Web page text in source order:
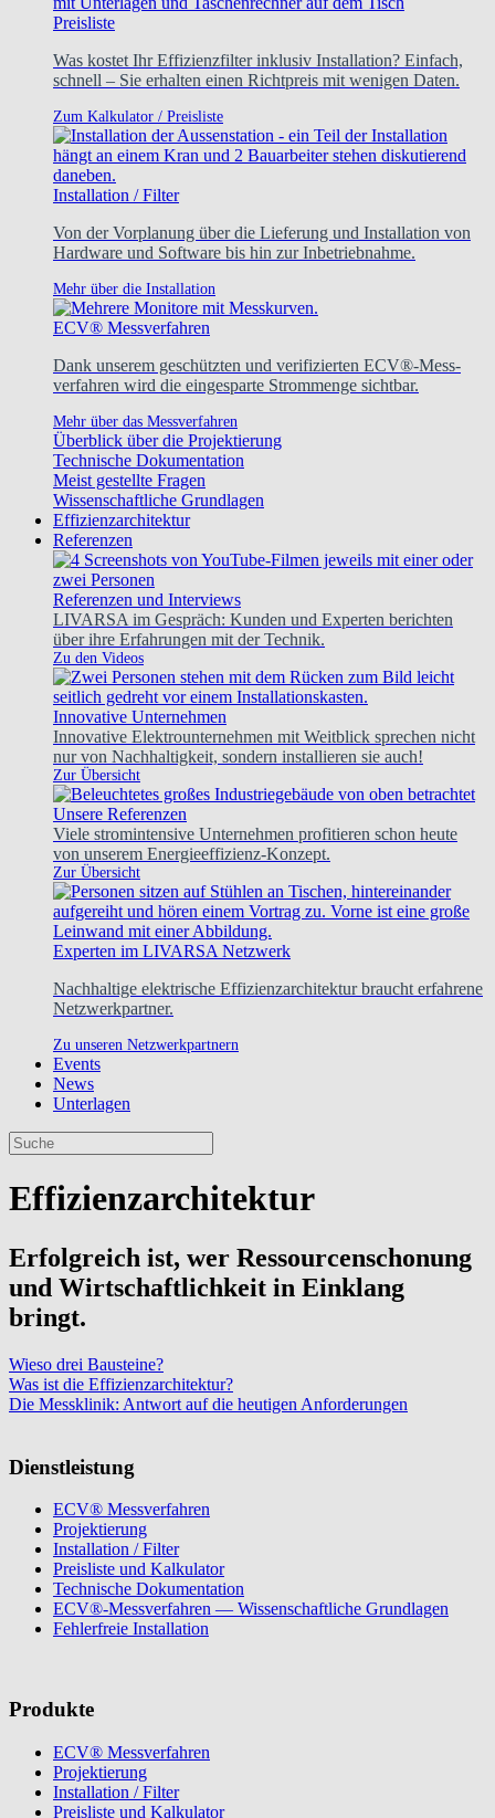
Preisliste
Was kostet Ihr Effizienzfilter inklusiv Installation? Einfach,
schnell – Sie erhalten einen Richtpreis mit wenigen Daten.
Zum Kalkulator / Preisliste
Installation / Filter
Von der Vorplanung über die Lieferung und Installation von
Hardware und Software bis hin zur Inbetriebnahme.
Mehr über die Installation
ECV® Messverfahren
Dank unserem geschützten und verifizierten ECV®-Mess-
verfahren wird die eingesparte Strommenge sichtbar.
Mehr über das Messverfahren
Überblick über die Projektierung
Technische Dokumentation
Meist gestellte Fragen
Wissenschaftliche Grundlagen
Effizienzarchitektur
Referenzen
Referenzen und Interviews
LIVARSA im Gespräch: Kunden und Experten berichten
über ihre Erfahrungen mit der Technik.
Zu den Videos
Innovative Unternehmen
Innovative Elektrounternehmen mit Weitblick sprechen nicht
nur von Nachhaltigkeit, sondern installieren sie auch!
Zur Übersicht
Unsere Referenzen
Viele stromintensive Unternehmen profitieren schon heute
von unserem Energieeffizienz-Konzept.
Zur Übersicht
Experten im LIVARSA Netzwerk
Nachhaltige elektrische Effizienzarchitektur braucht erfahrene
Netzwerkpartner.
Zu unseren Netzwerkpartnern
Events
News
Unterlagen
Effizienzarchitektur
Erfolgreich ist, wer Ressourcenschonung
und Wirtschaftlichkeit in Einklang
bringt.
Wieso drei Bausteine?
Was ist die Effizienzarchitektur?
Die Messklinik: Antwort auf die heutigen Anforderungen
Dienstleistung
ECV® Messverfahren
Projektierung
Installation / Filter
Preisliste und Kalkulator
Technische Dokumentation
ECV®-Messverfahren — Wissenschaftliche Grundlagen
Fehlerfreie Installation
Produkte
ECV® Messverfahren
Projektierung
Installation / Filter
Preisliste und Kalkulator